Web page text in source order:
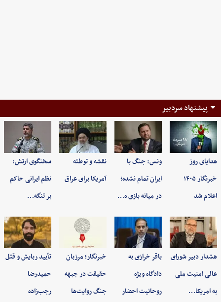
پیشنهاد سردبیر
هدایای روز
خبرنگار ۱۴۰۵
اعلام شد
ونس: جنگ با
ایران تمام نشده؛
در میانه بازی ه…
نقشه و توطئه
آمریکا برای عراق
سخنگوی ارتش:
نظم ایرانی حاکم
بر تنگه…
هشدار دبیر شورای
عالی امنیت ملی
به امریکا…
باقر خرازی به
دادگاه ویژه
روحانیت احضار
خبرنگار؛ مرزبان
حقیقت در جبهه
جنگ روایت‌ها
تأیید ربایش و قتل
حمیدرضا
رجب‌زاده